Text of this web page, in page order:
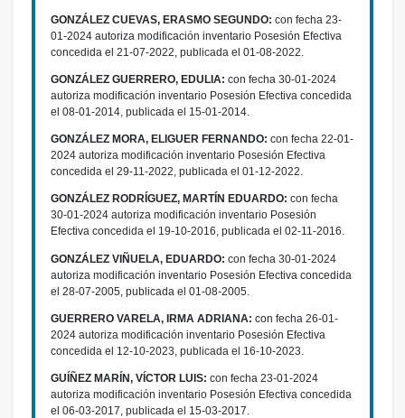
GONZÁLEZ CUEVAS, ERASMO SEGUNDO: con fecha 23-
01-2024 autoriza modificación inventario Posesión Efectiva
concedida el 21-07-2022, publicada el 01-08-2022.
GONZÁLEZ GUERRERO, EDULIA: con fecha 30-01-2024
autoriza modificación inventario Posesión Efectiva concedida
el 08-01-2014, publicada el 15-01-2014.
GONZÁLEZ MORA, ELIGUER FERNANDO: con fecha 22-01-
2024 autoriza modificación inventario Posesión Efectiva
concedida el 29-11-2022, publicada el 01-12-2022.
GONZÁLEZ RODRÍGUEZ, MARTÍN EDUARDO: con fecha
30-01-2024 autoriza modificación inventario Posesión
Efectiva concedida el 19-10-2016, publicada el 02-11-2016.
GONZÁLEZ VIÑUELA, EDUARDO: con fecha 30-01-2024
autoriza modificación inventario Posesión Efectiva concedida
el 28-07-2005, publicada el 01-08-2005.
GUERRERO VARELA, IRMA ADRIANA: con fecha 26-01-
2024 autoriza modificación inventario Posesión Efectiva
concedida el 12-10-2023, publicada el 16-10-2023.
GUÍÑEZ MARÍN, VÍCTOR LUIS: con fecha 23-01-2024
autoriza modificación inventario Posesión Efectiva concedida
el 06-03-2017, publicada el 15-03-2017.